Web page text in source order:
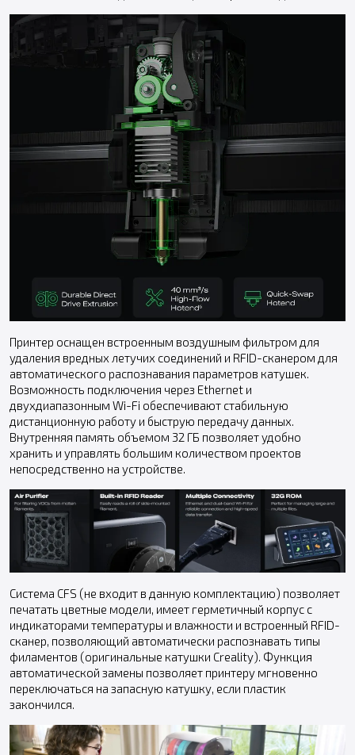
Принтер оснащен встроенным воздушным фильтром для
удаления вредных летучих соединений и RFID-сканером для
автоматического распознавания параметров катушек.
Возможность подключения через Ethernet и
двухдиапазонным Wi-Fi обеспечивают стабильную
дистанционную работу и быструю передачу данных.
Внутренняя память объемом 32 ГБ позволяет удобно
хранить и управлять большим количеством проектов
непосредственно на устройстве.
Система CFS (не входит в данную комплектацию) позволяет
печатать цветные модели, имеет герметичный корпус с
индикаторами температуры и влажности и встроенный RFID-
сканер, позволяющий автоматически распознавать типы
филаментов (оригинальные катушки Creality). Функция
автоматической замены позволяет принтеру мгновенно
переключаться на запасную катушку, если пластик
закончился.